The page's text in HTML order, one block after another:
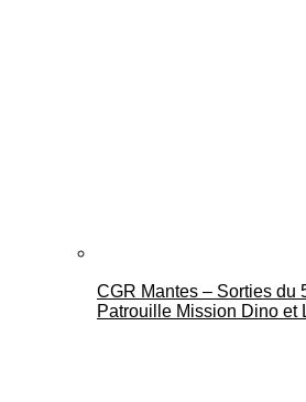
CGR Mantes – Sorties du
Patrouille Mission Dino et